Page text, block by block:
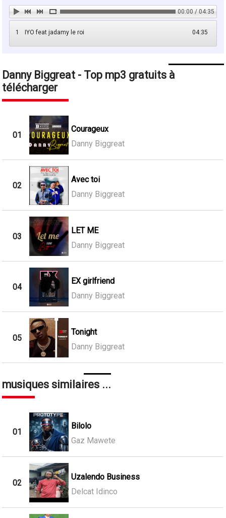
00:00 / 04:35
1 04:35
IYO feat jadamy le roi
Danny Biggreat - Top mp3 gratuits à
télécharger
01
Courageux
Danny Biggreat
02
Avec toi
Danny Biggreat
03
LET ME
Danny Biggreat
04
EX girlfriend
Danny Biggreat
05
Tonight
Danny Biggreat
musiques similaires ...
01
Bilolo
Gaz Mawete
02
Uzalendo Business
Delcat Idinco